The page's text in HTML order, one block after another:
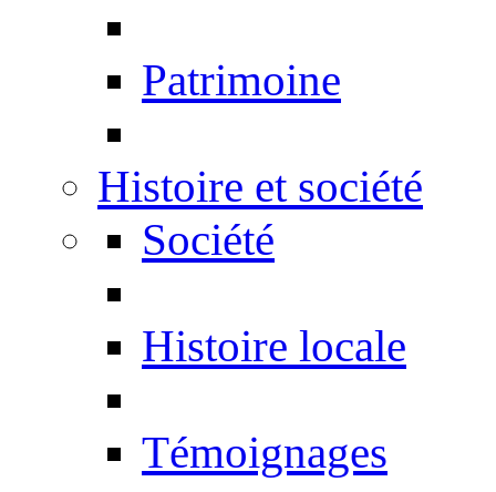
Patrimoine
Histoire et société
Société
Histoire locale
Témoignages